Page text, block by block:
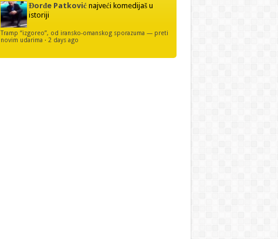
Đorđe Patković najveći komedijaš u
istoriji
Tramp “izgoreo”, od iransko-omanskog sporazuma — preti
novim udarima · 2 days ago